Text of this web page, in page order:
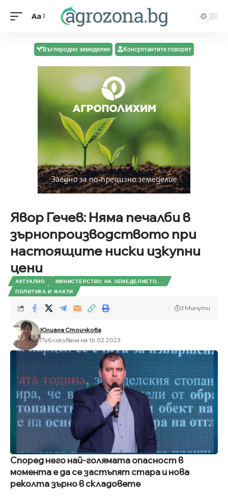
Aa
Въглеродно земеделие Консултантите говорят
Явор Гечев: Няма печалби в
зърнопроизводството при
настоящите ниски изкупни
цени
АКТУАЛНО
МИНИСТЕРСТВО НА ЗЕМЕДЕЛИЕТО,...
ПОЛИТИКА И ФАКТИ
Юлиана Стоичкова
Публикувана на 16.02.2023
3 Минути
Според него най-голямата опасност в
момента е да се застъпят стара и нова
реколта зърно в складовете